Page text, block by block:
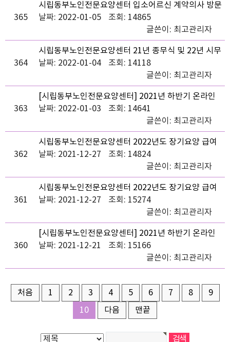
365
시립동부노인전문요양센터 입소어르신 계약의사 방문
진료 안내
날짜: 2022-01-05
조회: 14865
글쓴이: 최고관리자
364
시립동부노인전문요양센터 21년 종무식 및 22년 시무
식 진행
날짜: 2022-01-04
조회: 14118
글쓴이: 최고관리자
363
[시립동부노인전문요양센터] 2021년 하반기 온라인
가족모임 결과
날짜: 2022-01-03
조회: 14641
글쓴이: 최고관리자
362
시립동부노인전문요양센터 2022년도 장기요양 급여
비용 기준 안내(치매전담실)
날짜: 2021-12-27
조회: 14824
글쓴이: 최고관리자
361
시립동부노인전문요양센터 2022년도 장기요양 급여
비용 기준 안내(일반실)
날짜: 2021-12-27
조회: 15274
글쓴이: 최고관리자
360
[시립동부노인전문요양센터] 2021년 하반기 온라인
가족모임
날짜: 2021-12-21
조회: 15166
글쓴이: 최고관리자
처음 1 2 3 4 5 6 7 8
9
10
다음 맨끝